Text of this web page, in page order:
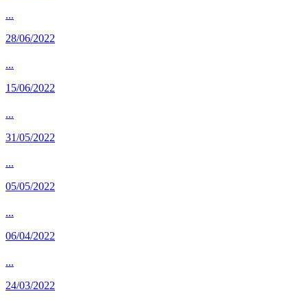
...
28/06/2022
...
15/06/2022
...
31/05/2022
...
05/05/2022
...
06/04/2022
...
24/03/2022